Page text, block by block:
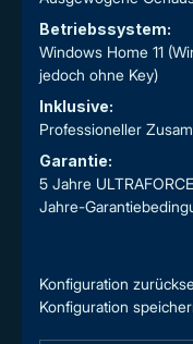
Betriebssystem:
Windows Home 11
jedoch ohne Key)
Inklusive:
Professioneller
Garantie:
5 Jahre
Jahre-
Konfiguration
Konfiguration